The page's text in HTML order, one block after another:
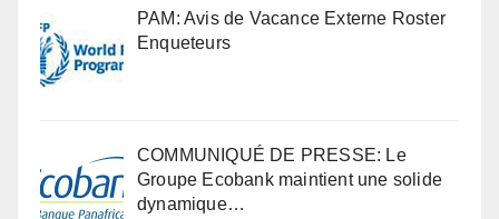
PAM: Avis de Vacance Externe Roster
Enqueteurs
COMMUNIQUÉ DE PRESSE: Le
Groupe Ecobank maintient une solide
dynamique…